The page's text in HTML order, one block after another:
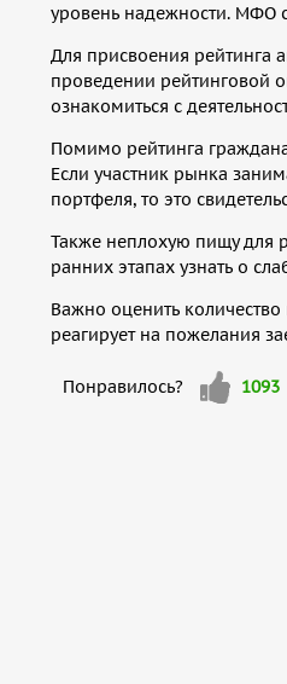
уровень надежности. МФО
Для присвоения рейтинга
проведении рейтинговой
ознакомиться с
Помимо рейтинга
Если участник рынка
портфеля, то это
Также неплохую пищу для
ранних этапах узнать о
Важно оценить
реагирует на пожелания
Понравилось?
Мне
нравится
1093